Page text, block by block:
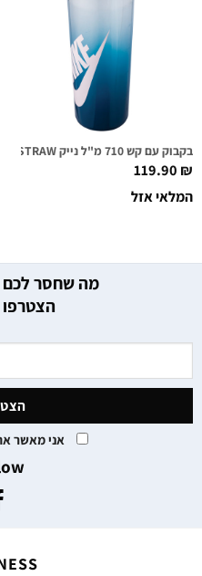
בקבוק עם קש 710 מ"ל נייק NIKE TR HYPERCHARGE STRAW שקוף/כחול
119.90₪
המלאי אזל
מה שחסר לכם
הצטרפו
אני מאשר